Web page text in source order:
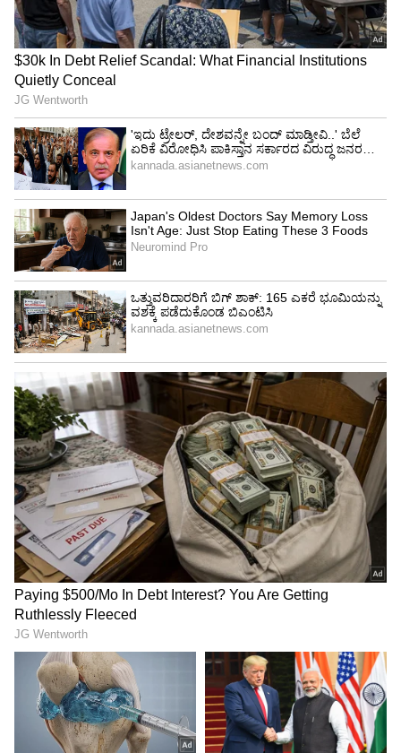
ಸಂಖ್ಯೆ 6 (ಯಾವುದೇ ತಿಂಗಳ 6, 15 ಅಥವಾ 24 ರಂದು
ಜನಿಸಿದ ಜನರು)
ಸಂಬಂಧಿಕರು ಮತ್ತು ಸ್ನೇಹಿತರೊಂದಿಗೆ ಸಮಯ ಕಳೆಯಿರಿ.
ಯುವಕರು ತಮ್ಮ ವೃತ್ತಿಜೀವನದ ಬಗ್ಗೆ ಗಂಭೀರವಾಗಿರುತ್ತಾರೆ.
ಕೆಲ ಒಳ್ಳೆಯ ಸುದ್ದಿ ಇರಬಹುದು. ಸದಸ್ಯರ ಆರೋಗ್ಯದ ಬಗ್ಗೆ
ಕಾಳಜಿ ಇರುತ್ತದೆ. ಪರಿಣಾಮವಾಗಿ, ನೀವು ಅನೇಕ ಪ್ರಮುಖ
ಕಾರ್ಯಗಳನ್ನು ತಪ್ಪಿಸಬೇಕಾಗಬಹುದು. ಅವಿಭಕ್ತ
ಕುಟುಂಬದಲ್ಲಿ ಸ್ವಲ್ಪ ಒತ್ತಡ ಉಂಟಾಗಬಹುದು. ವ್ಯಾಪಾರವು
ಲಾಭದಾಯಕವಾಗಬಹುದು. ವೈಯಕ್ತಿಕ ಸಮಸ್ಯೆಗಳು ನಿಮ್ಮ
ದಾಂಪತ್ಯದ ಮೇಲೆ ಪರಿಣಾಮ ಬೀರಲು ಬಿಡಬೇಡಿ.
ಸಮಸ್ಯೆಗಳಿಂದಾಗಿ ಮಾನಸಿಕ ಒತ್ತಡ ಉಂಟಾಗಬಹುದು.
ಸಂಖ್ಯೆ 7 (ಯಾವುದೇ ತಿಂಗಳ 7, 16 ಮತ್ತು 25 ರಂದು
ಜನಿಸಿದ ಜನರು)
ದಿನದ ಹೆಚ್ಚಿನ ಸಮಯವನ್ನು ಸ್ನೇಹಿತರೊಂದಿಗೆ ಸುತ್ತಾಡುವುದು
ಮತ್ತು ಮೋಜು ಮಾಡುವುದರಲ್ಲಿ ಕಳೆಯುವಿರಿ. ಕೋಪ
ನಿಯಂತ್ರಿಸುವುದು ಮುಖ್ಯ. ಕೆಲವೊಮ್ಮೆ ನಿಮ್ಮ
ಹಸ್ತಕ್ಷೇಪದಿಂದಾಗಿ ಮನೆಯ ಸದಸ್ಯರು
ಅಸಮಾಧಾನಗೊಳ್ಳುತ್ತಾರೆ. ಹೆಚ್ಚಿನ ವೆಚ್ಚದ ಕಾರಣ ಕೈಗಳು
ಸ್ವಲ್ಪ ಬಿಗಿಯಾಗಿರಬಹುದು. ಉನ್ನತ ಅಧಿಕಾರಿಗಳು ಮತ್ತು
ಗೌರವಾನ್ವಿತ ಜನರೊಂದಿಗೆ ಸಂಬಂಧ ಕಾಪಾಡಿಕೊಳ್ಳುವುದು
ನಿಮ್ಮ ವ್ಯವಹಾರಕ್ಕೆ ಪ್ರಯೋಜನಕಾರಿಯಾಗಿದೆ. ಪತಿ-ಪತ್ನಿ
ಪರಸ್ಪರ ಸಮನ್ವಯದಿಂದ ಮನೆಯ ವ್ಯವಸ್ಥೆಯನ್ನು
ನಿರ್ವಹಿಸುವರು. ಗಾಯ ಸಂಭವಿಸಬಹುದು.
ಸಂಖ್ಯೆ 8 (ಯಾವುದೇ ತಿಂಗಳ 8, 17 ಮತ್ತು 26 ರಂದು